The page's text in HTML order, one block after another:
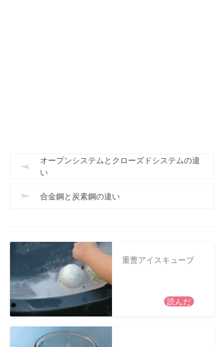
オープンシステムとクローズドシステムの違
い
合金鋼と炭素鋼の違い
重曹アイスキューブ
読んだ